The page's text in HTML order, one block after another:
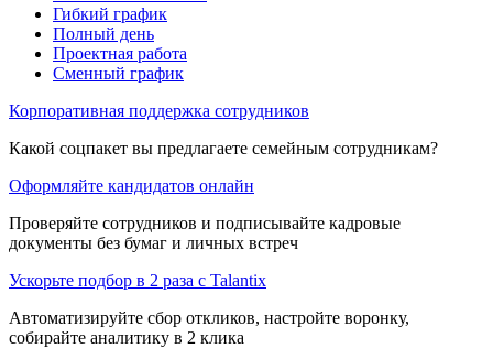
Гибкий график
Полный день
Проектная работа
Сменный график
Корпоративная поддержка сотрудников
Какой соцпакет вы предлагаете семейным сотрудникам?
Оформляйте кандидатов онлайн
Проверяйте сотрудников и подписывайте кадровые
документы без бумаг и личных встреч
Ускорьте подбор в 2 раза с Talantix
Автоматизируйте сбор откликов, настройте воронку,
собирайте аналитику в 2 клика